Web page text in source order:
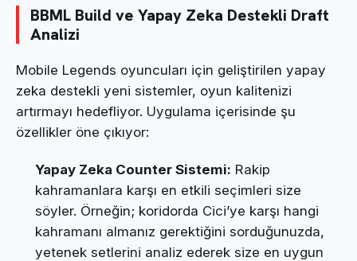
BBML Build ve Yapay Zeka Destekli Draft
Analizi
Mobile Legends oyuncuları için geliştirilen yapay
zeka destekli yeni sistemler, oyun kalitenizi
artırmayı hedefliyor. Uygulama içerisinde şu
özellikler öne çıkıyor:
Yapay Zeka Counter Sistemi: Rakip
kahramanlara karşı en etkili seçimleri size
söyler. Örneğin; koridorda Cici’ye karşı hangi
kahramanı almanız gerektiğini sorduğunuzda,
yetenek setlerini analiz ederek size en uygun